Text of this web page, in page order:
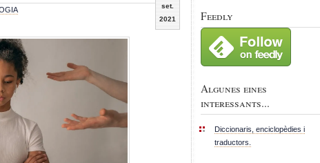
set.
2021
Feedly
Algunes eines
interessants...
Diccionaris, enciclopèdies i
traductors.